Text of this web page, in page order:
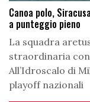
Canoa polo,
a punteggio pieno
La squadra
straordinaria
All’Idroscalo di
playoff nazionali